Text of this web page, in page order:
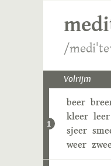
/
Volrijm
1
beer
kleer leer
sjeer
weer